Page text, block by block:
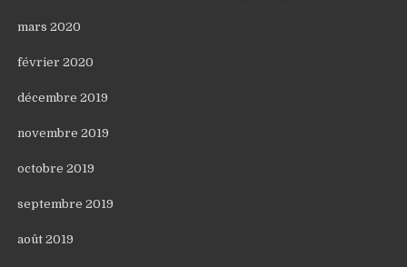
mars 2020
février 2020
décembre 2019
novembre 2019
octobre 2019
septembre 2019
août 2019